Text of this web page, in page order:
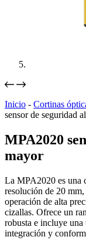
Inicio - Cortinas
sensor de seguridad
MPA2020
mayor
La MPA2020 es una
resolución de 20
operación de alta
cizallas. Ofrece un
robusta e incluye
integración y